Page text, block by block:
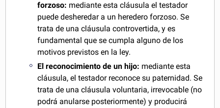
forzoso: mediante esta cláusula el testador
puede desheredar a un heredero forzoso. Se
trata de una cláusula controvertida, y es
fundamental que se cumpla alguno de los
motivos previstos en la ley.
El reconocimiento de un hijo: mediante esta
cláusula, el testador reconoce su paternidad. Se
trata de una cláusula voluntaria, irrevocable (no
podrá anularse posteriormente) y producirá